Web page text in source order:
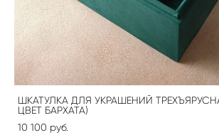
ШКАТУЛКА ДЛЯ УКРАШЕНИЙ
ЦВЕТ БАРХАТА)
10 100 pуб.